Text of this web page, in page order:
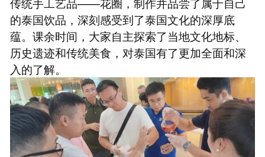
的泰国饮品，深刻感受到了泰国文化的深厚底
蕴。课余时间，大家自主探索了当地文化地标、
历史遗迹和传统美食，对泰国有了更加全面和深
入的了解。